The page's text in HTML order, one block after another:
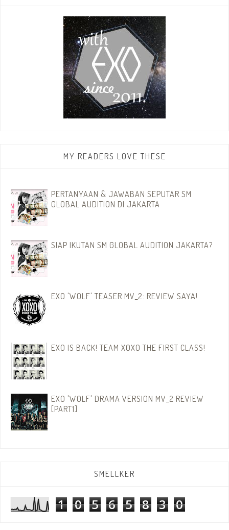
MY READERS LOVE THESE
PERTANYAAN & JAWABAN SEPUTAR SM
GLOBAL AUDITION DI JAKARTA
SIAP IKUTAN SM GLOBAL AUDITION JAKARTA?
EXO 'WOLF' TEASER MV_2: REVIEW SAYA!
EXO IS BACK! TEAM XOXO THE FIRST CLASS!
EXO 'WOLF' DRAMA VERSION MV_2 REVIEW
[PART1]
SMELLKER
1 0 5 6 5 8 3 0